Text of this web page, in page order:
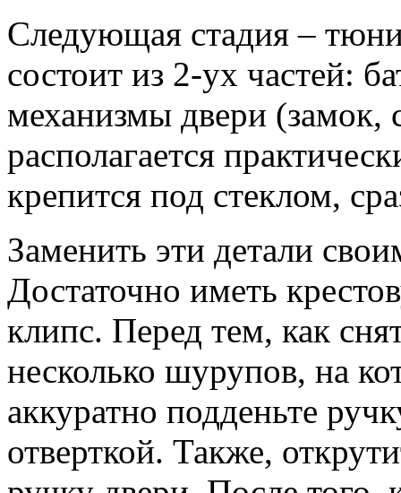
Следующая стадия –
состоит из 2-ух частей:
механизмы двери (замок,
располагается
крепится под стеклом,
Заменить эти детали
Достаточно иметь
клипс. Перед тем, как
несколько шурупов, на
аккуратно подденьте
отверткой. Также,